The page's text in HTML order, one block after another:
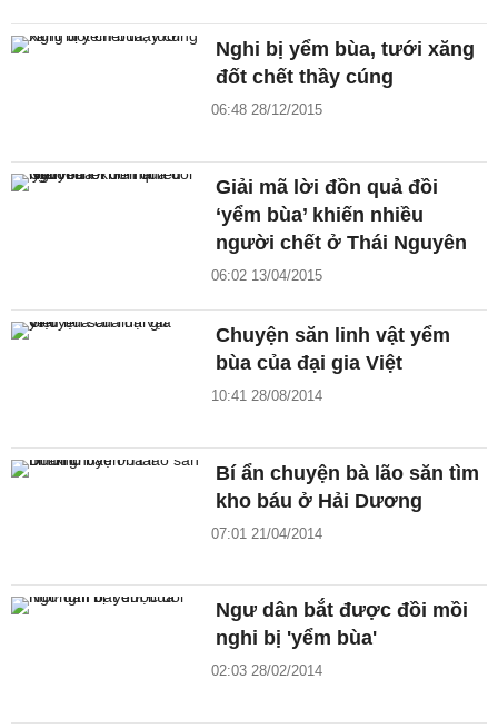
Nghi bị yểm bùa, tưới xăng
đốt chết thầy cúng
06:48 28/12/2015
Giải mã lời đồn quả đồi
‘yểm bùa’ khiến nhiều
người chết ở Thái Nguyên
06:02 13/04/2015
Chuyện săn linh vật yểm
bùa của đại gia Việt
10:41 28/08/2014
Bí ẩn chuyện bà lão săn tìm
kho báu ở Hải Dương
07:01 21/04/2014
Ngư dân bắt được đồi mồi
nghi bị 'yểm bùa'
02:03 28/02/2014